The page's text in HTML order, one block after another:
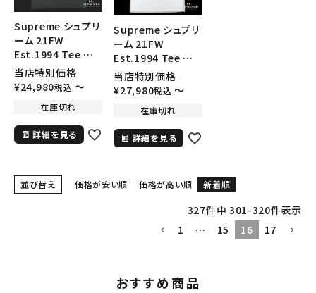
Supreme シュプリ
ーム 21FW
Est.1994 Tee エ
スタブリッシュ1994
Tシャツ ブラック
当店特別価格
¥24,980税込 〜
在庫切れ
詳細を見る
Supreme シュプリ
ーム 21FW
Est.1994 Tee エ
スタブリッシュ1994
Tシャツ ホワイト
当店特別価格
¥27,980税込 〜
在庫切れ
詳細を見る
並び替え 価格が安い順 価格が高い順 新着順
327件中 301-320件表示
1
… 15 16 17
おすすめ商品